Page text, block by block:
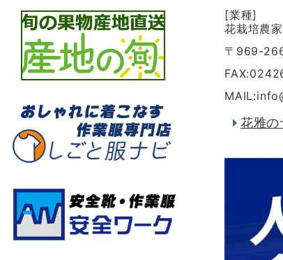
[業種]
花栽培農家
〒969-
MAIL:info
花雅の